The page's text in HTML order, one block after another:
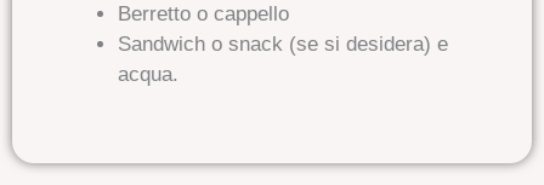
Berretto o cappello
Sandwich o snack (se si desidera) e
acqua.